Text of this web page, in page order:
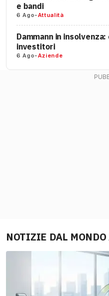
e bandi
6 Ago-Attualità
Dammann in
investitori
6 Ago-Aziende
NOTIZIE DAL MONDO